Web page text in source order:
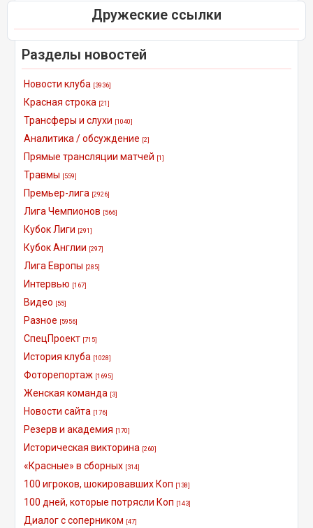
Дружеские ссылки
Разделы новостей
Новости клуба [3936]
Красная строка [21]
Трансферы и слухи [1040]
Аналитика / обсуждение [2]
Прямые трансляции матчей [1]
Травмы [559]
Премьер-лига [2926]
Лига Чемпионов [566]
Кубок Лиги [291]
Кубок Англии [297]
Лига Европы [285]
Интервью [167]
Видео [55]
Разное [5956]
СпецПроект [715]
История клуба [1028]
Фоторепортаж [1695]
Женская команда [3]
Новости сайта [176]
Резерв и академия [170]
Историческая викторина [260]
«Красные» в сборных [314]
100 игроков, шокировавших Коп [138]
100 дней, которые потрясли Коп [143]
Диалог с соперником [47]